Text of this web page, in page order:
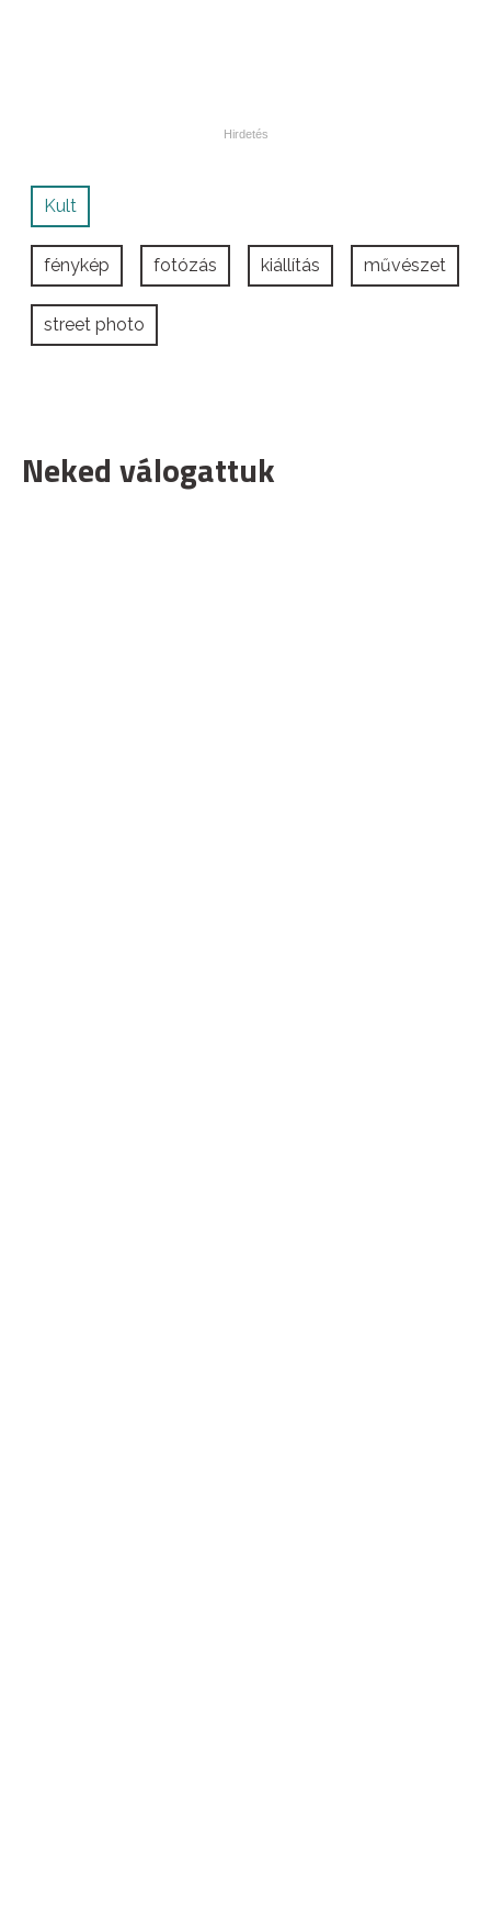
Kult
fénykép fotózás kiállítás művészet
street photo
Neked válogattuk